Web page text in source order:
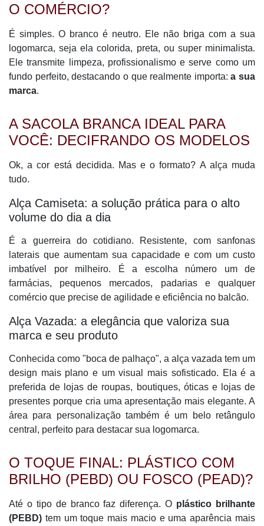
O COMÉRCIO?
É simples. O branco é neutro. Ele não briga com a sua
logomarca, seja ela colorida, preta, ou super minimalista.
Ele transmite limpeza, profissionalismo e serve como um
fundo perfeito, destacando o que realmente importa:a sua
marca.
A SACOLA BRANCA IDEAL PARA
VOCÊ: DECIFRANDO OS MODELOS
Ok, a cor está decidida. Mas e o formato? A alça muda
tudo.
Alça Camiseta: a solução prática para o alto
volume do dia a dia
É a guerreira do cotidiano. Resistente, com sanfonas
laterais que aumentam sua capacidade e com um custo
imbatível por milheiro. É a escolha número um de
farmácias, pequenos mercados, padarias e qualquer
comércio que precise de agilidade e eficiência no balcão.
Alça Vazada: a elegância que valoriza sua
marca e seu produto
Conhecida como "boca de palhaço", a alça vazada tem um
design mais plano e um visual mais sofisticado. Ela é a
preferida de lojas de roupas, boutiques, óticas e lojas de
presentes porque cria uma apresentação mais elegante. A
área para personalização também é um belo retângulo
central, perfeito para destacar sua logomarca.
O TOQUE FINAL: PLÁSTICO COM
BRILHO (PEBD) OU FOSCO (PEAD)?
Até o tipo de branco faz diferença. O plástico brilhante
(PEBD) tem um toque mais macio e uma aparência mais